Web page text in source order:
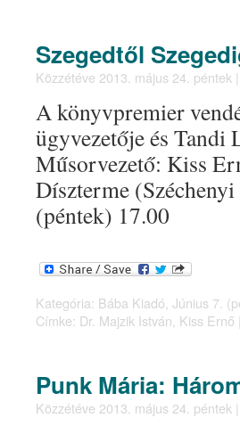
Szegedtől
Közzétéve 2013. május 24. péntek |
A könyvpremier
ügyvezetője és Tandi
Műsorvezető: Kiss
Díszterme
(péntek) 17.00
Kategória: Bába Kiadó, Június 7.
Címke: Dr. Majzik István, Kiss Ernő |
Punk Mária:
Közzétéve 2013. május 24. péntek |